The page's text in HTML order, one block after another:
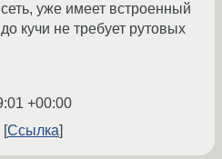
уже имеет встроенный
кучи не требует рутовых
+00:00
Ссылка